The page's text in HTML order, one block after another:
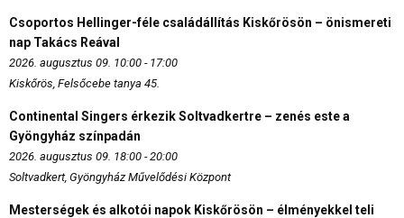
Csoportos Hellinger-féle családállítás Kiskőrösön – önismereti
nap Takács Reával
2026. augusztus 09. 10:00 - 17:00
Kiskőrös, Felsőcebe tanya 45.
Continental Singers érkezik Soltvadkertre – zenés este a
Gyöngyház színpadán
2026. augusztus 09. 18:00 - 20:00
Soltvadkert, Gyöngyház Művelődési Központ
Mesterségek és alkotói napok Kiskőrösön – élményekkel teli